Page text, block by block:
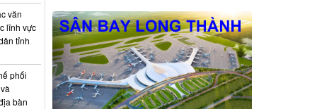
văn
lĩnh vực
tỉnh
phối
bàn